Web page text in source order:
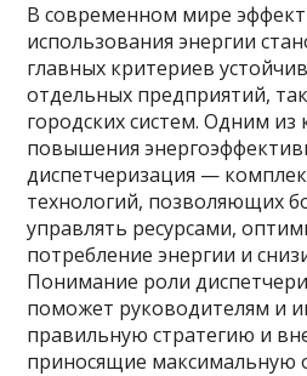
В современном мире
использования энергии
главных критериев
отдельных предприятий,
городских систем. Одним
повышения
диспетчеризация —
технологий, позволяющих
управлять ресурсами,
потребление энергии и
Понимание роли
поможет руководителям и
правильную стратегию и
приносящие максимальную